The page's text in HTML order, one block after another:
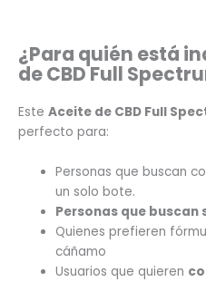
¿Para quién está
de CBD Full
Este Aceite de CBD Full
perfecto para:
Personas que buscan
un solo bote.
Personas que
Quienes prefieren
cáñamo
Usuarios que quieren